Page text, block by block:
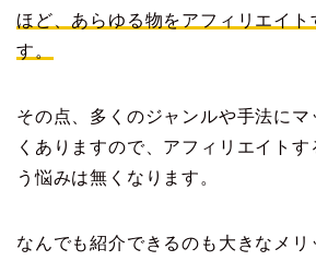
ほど、あらゆる物をアフィリエイ
す。
その点、多くのジャンルや手法にマ
くありますので、アフィリエイト
う悩みは無くなります。
なんでも紹介できるのも大きなメリ